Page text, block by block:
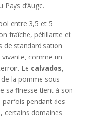
d’Auge.
entre 3,5 et 5
fraîche, pétillante et
de standardisation
vivante, comme un
Le calvados,
la pomme sous
sa finesse tient à son
parfois pendant des
certains domaines